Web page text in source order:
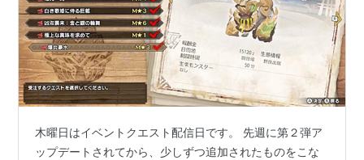
木曜日はイベントクエスト配信日です。 先週に第２弾ア
ップデートされてから、少しずつ追加されたものをこな